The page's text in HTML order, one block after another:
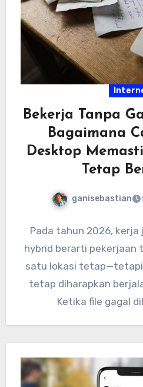
Bekerja Tanpa
Bagaimana
Desktop
Tetap
ganisebastian
Pada tahun 2026, kerja
hybrid berarti pekerjaan
satu lokasi tetap—tetapi
tetap diharapkan
Ketika file gagal